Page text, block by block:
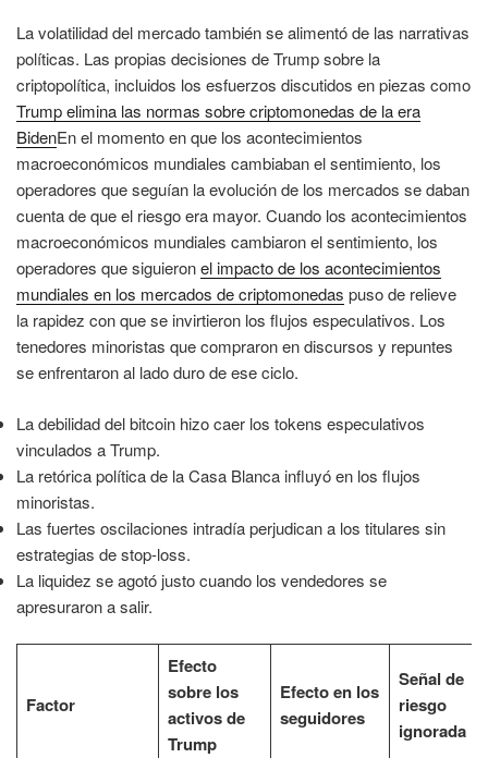
La volatilidad del mercado también se alimentó de las narrativas
políticas. Las propias decisiones de Trump sobre la
criptopolítica, incluidos los esfuerzos discutidos en piezas como
Trump elimina las normas sobre criptomonedas de la era
BidenEn el momento en que los acontecimientos
macroeconómicos mundiales cambiaban el sentimiento, los
operadores que seguían la evolución de los mercados se daban
cuenta de que el riesgo era mayor. Cuando los acontecimientos
macroeconómicos mundiales cambiaron el sentimiento, los
operadores que siguieronel impacto de los acontecimientos
mundiales en los mercados de criptomonedas puso de relieve
la rapidez con que se invirtieron los flujos especulativos. Los
tenedores minoristas que compraron en discursos y repuntes
se enfrentaron al lado duro de ese ciclo.
La debilidad del bitcoin hizo caer los tokens especulativos
vinculados a Trump.
La retórica política de la Casa Blanca influyó en los flujos
minoristas.
Las fuertes oscilaciones intradía perjudican a los titulares sin
estrategias de stop-loss.
La liquidez se agotó justo cuando los vendedores se
apresuraron a salir.
Factor
Efecto
sobre los
activos de
Trump
Efecto en los
seguidores
Señal de
riesgo
ignorada